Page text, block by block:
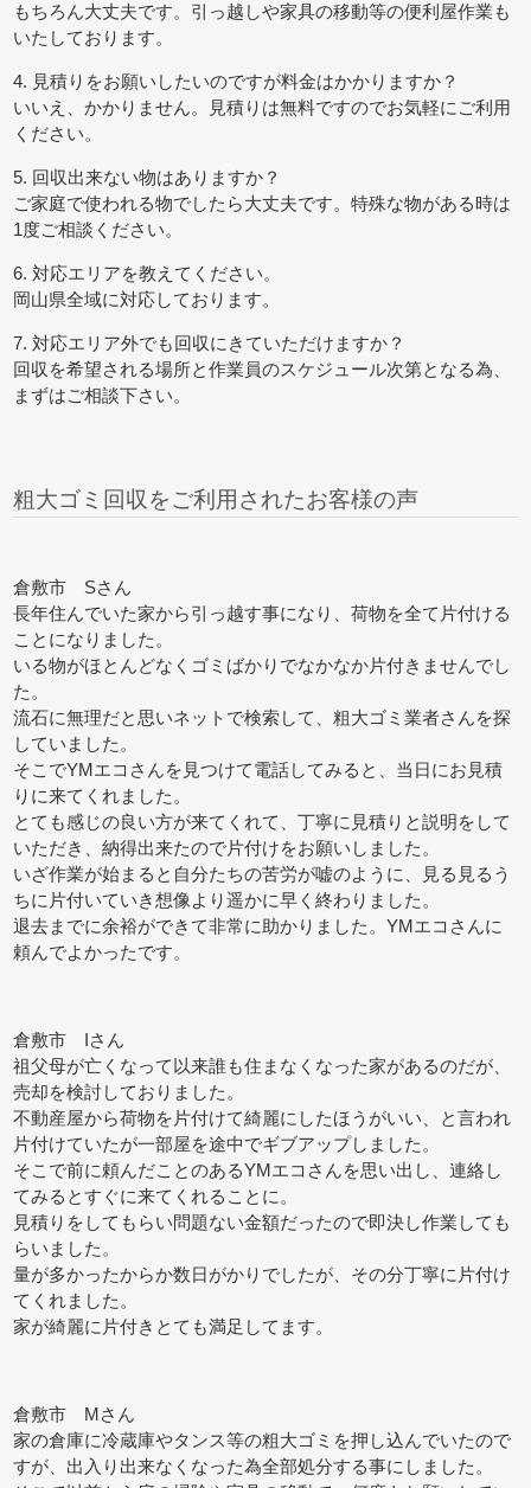
もちろん大丈夫です。引っ越しや家具の移動等の便利屋作業も
いたしております。
4. 見積りをお願いしたいのですが料金はかかりますか？
いいえ、かかりません。見積りは無料ですのでお気軽にご利用
ください。
5. 回収出来ない物はありますか？
ご家庭で使われる物でしたら大丈夫です。特殊な物がある時は
1度ご相談ください。
6. 対応エリアを教えてください。
岡山県全域に対応しております。
7. 対応エリア外でも回収にきていただけますか？
回収を希望される場所と作業員のスケジュール次第となる為、
まずはご相談下さい。
粗大ゴミ回収をご利用されたお客様の声
倉敷市 Sさん
長年住んでいた家から引っ越す事になり、荷物を全て片付ける
ことになりました。
いる物がほとんどなくゴミばかりでなかなか片付きませんでし
た。
流石に無理だと思いネットで検索して、粗大ゴミ業者さんを探
していました。
そこでYMエコさんを見つけて電話してみると、当日にお見積
りに来てくれました。
とても感じの良い方が来てくれて、丁寧に見積りと説明をして
いただき、納得出来たので片付けをお願いしました。
いざ作業が始まると自分たちの苦労が嘘のように、見る見るう
ちに片付いていき想像より遥かに早く終わりました。
退去までに余裕ができて非常に助かりました。YMエコさんに
頼んでよかったです。
倉敷市 Iさん
祖父母が亡くなって以来誰も住まなくなった家があるのだが、
売却を検討しておりました。
不動産屋から荷物を片付けて綺麗にしたほうがいい、と言われ
片付けていたが一部屋を途中でギブアップしました。
そこで前に頼んだことのあるYMエコさんを思い出し、連絡し
てみるとすぐに来てくれることに。
見積りをしてもらい問題ない金額だったので即決し作業しても
らいました。
量が多かったからか数日がかりでしたが、その分丁寧に片付け
てくれました。
家が綺麗に片付きとても満足してます。
倉敷市 Mさん
家の倉庫に冷蔵庫やタンス等の粗大ゴミを押し込んでいたので
すが、出入り出来なくなった為全部処分する事にしました。